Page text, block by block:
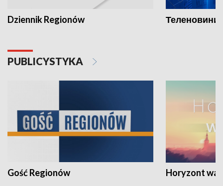
Dziennik Regionów Теленовини
PUBLICYSTYKA
Gość Regionów Horyzont